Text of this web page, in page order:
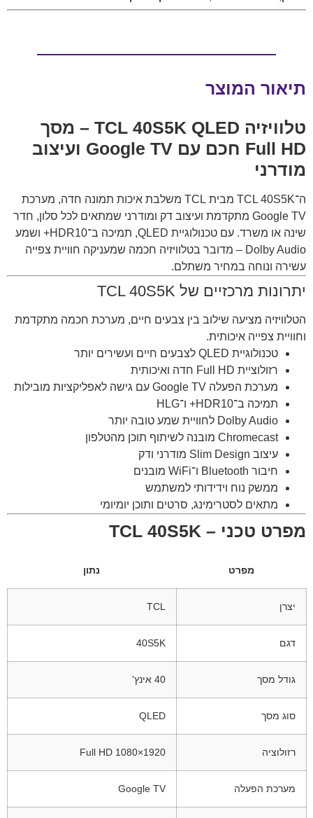
תיאור המוצר
טלוויזיה TCL 40S5K QLED – מסך
Full HD חכם עם Google TV ועיצוב
מודרני
ה־TCL 40S5K מבית TCL משלבת איכות תמונה חדה, מערכת
Google TV מתקדמת ועיצוב דק ומודרני שמתאים לכל סלון, חדר
שינה או משרד. עם טכנולוגיית QLED, תמיכה ב־HDR10+ ושמע
Dolby Audio – מדובר בטלוויזיה חכמה שמעניקה חוויית צפייה
עשירה ונוחה במחיר משתלם.
יתרונות מרכזיים של TCL 40S5K
הטלוויזיה מציעה שילוב בין צבעים חיים, מערכת חכמה מתקדמת
וחוויית צפייה איכותית.
טכנולוגיית QLED לצבעים חיים ועשירים יותר
רזולוציית Full HD חדה ואיכותית
מערכת הפעלה Google TV עם גישה לאפליקציות מובילות
תמיכה ב־HDR10+ ו־HLG
Dolby Audio לחוויית שמע טובה יותר
Chromecast מובנה לשיתוף תוכן מהטלפון
עיצוב Slim Design מודרני ודק
חיבור Bluetooth ו־WiFi מובנים
ממשק נוח וידידותי למשתמש
מתאים לסטרימינג, סרטים ותוכן יומיומי
מפרט טכני – TCL 40S5K
מפרט נתון
יצרן TCL
דגם 40S5K
גודל מסך 40 אינץ'
סוג מסך QLED
רזולוציה 1920×1080 Full HD
מערכת הפעלה Google TV